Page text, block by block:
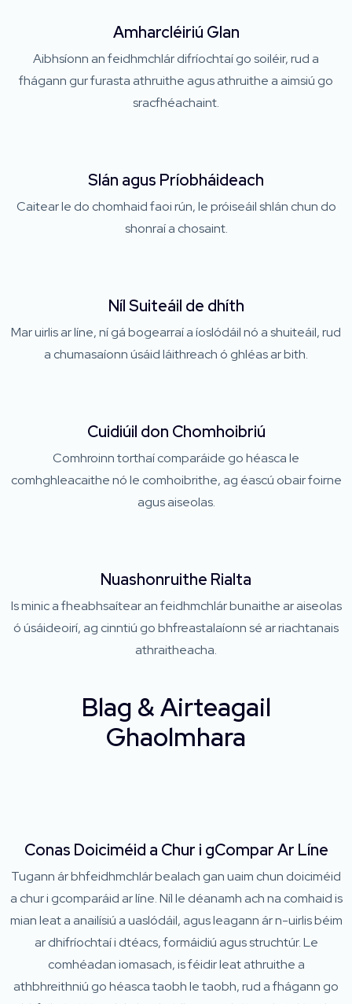
Amharcléiriú Glan
Aibhsíonn an feidhmchlár difríochtaí go soiléir, rud a
fhágann gur furasta athruithe agus athruithe a aimsiú go
sracfhéachaint.
Slán agus Príobháideach
Caitear le do chomhaid faoi rún, le próiseáil shlán chun do
shonraí a chosaint.
Níl Suiteáil de dhíth
Mar uirlis ar líne, ní gá bogearraí a íoslódáil nó a shuiteáil, rud
a chumasaíonn úsáid láithreach ó ghléas ar bith.
Cuidiúil don Chomhoibriú
Comhroinn torthaí comparáide go héasca le
comhghleacaithe nó le comhoibrithe, ag éascú obair foirne
agus aiseolas.
Nuashonruithe Rialta
Is minic a fheabhsaítear an feidhmchlár bunaithe ar aiseolas
ó úsáideoirí, ag cinntiú go bhfreastalaíonn sé ar riachtanais
athraitheacha.
Blag & Airteagail
Ghaolmhara
Conas Doiciméid a Chur i gCompar Ar Líne
Tugann ár bhfeidhmchlár bealach gan uaim chun doiciméid
a chur i gcomparáid ar líne. Níl le déanamh ach na comhaid is
mian leat a anailísiú a uaslódáil, agus leagann ár n-uirlis béim
ar dhifríochtaí i dtéacs, formáidiú agus struchtúr. Le
comhéadan iomasach, is féidir leat athruithe a
athbhreithniú go héasca taobh le taobh, rud a fhágann go